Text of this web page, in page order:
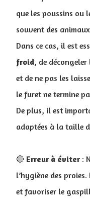
que les poussins ou
souvent des
Dans ce cas, il est
froid, de
et de ne pas les
le furet ne termine
De plus, il est
adaptées à la taille
🔴 Erreur à éviter:
l’hygiène des
et favoriser le